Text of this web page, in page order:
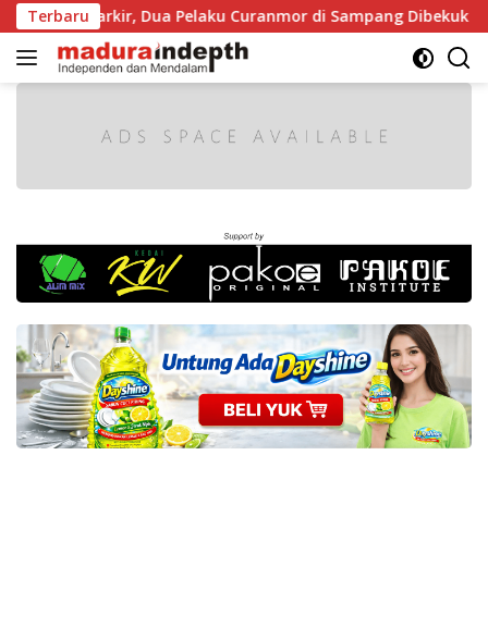
Langsung
ke
konten
Terbaru
Diparkir, Dua Pelaku Curanmor di Sampang Dibekuk Polisi